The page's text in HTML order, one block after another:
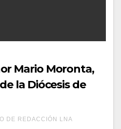
Mario Moronta,
la Diócesis de
DE REDACCIÓN LNA